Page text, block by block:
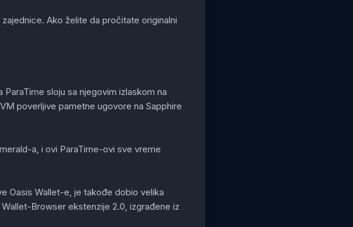
Ako želite da pročitate originalni
sloju sa njegovim izlaskom na
poverljive pametne ugovore na Sapphire
a, i ovi ParaTime-ovi sve vreme
Oasis Wallet-e, je takođe dobio velika
Browser ekstenzije 2.0, izgrađene iz